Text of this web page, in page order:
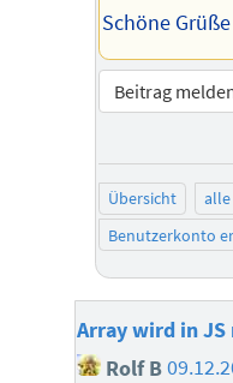
Schöne
Beitrag
Übersicht alle
Benutzerkonto
Array wird in JS
Rolf B